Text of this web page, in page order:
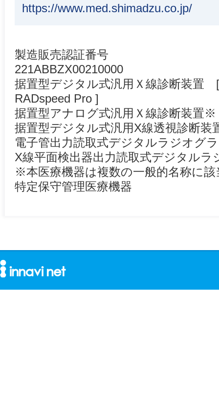
https://www.med.shimadzu.co.jp/
製造販売認証番号
221ABBZX00210000
据置型デジタル式汎用Ｘ線診断装置
RADspeed Pro ]
据置型アナログ式汎用Ｘ線診断装置※
据置型デジタル式汎用X線透視診断
電子管出力読取式デジタルラジオグ
X線平面検出器出力読取式デジタル
※本医療機器は複数の一般的名称に
特定保守管理医療機器